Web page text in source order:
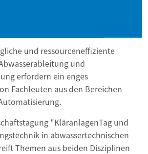
und ressourceneffiziente
und
erfordern ein enges
Fachleuten aus den Bereichen
"KläranlagenTag und
in abwassertechnischen
Themen aus beiden Disziplinen